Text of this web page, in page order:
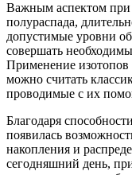
Важным аспектом
полураспада,
допустимые уровни
совершать
Применение изотопов
можно считать
проводимые с их
Благодаря
появилась
накопления и
сегодняшний день,